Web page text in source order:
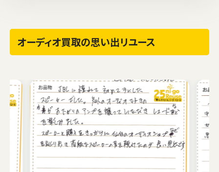
オーディオ買取の思い出リユース